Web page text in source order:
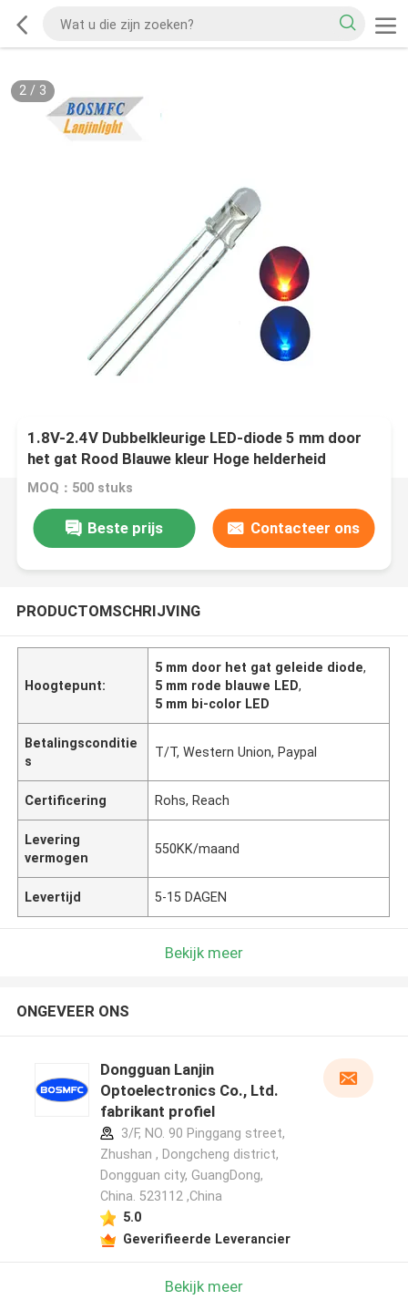
3/ 3
1.8V-2.4V Dubbelkleurige LED-diode 5 mm door
het gat Rood Blauwe kleur Hoge helderheid
MOQ：500 stuks
Beste prijs Contacteer ons
PRODUCTOMSCHRIJVING
Hoogtepunt:
5 mm door het gat geleide diode,
5 mm rode blauwe LED,
5 mm bi-color LED
Betalingsconditie
s
T/T, Western Union, Paypal
Certificering Rohs, Reach
Levering
vermogen
550KK/maand
Levertijd 5-15 DAGEN
Bekijk meer
ONGEVEER ONS
Dongguan Lanjin
Optoelectronics Co., Ltd.
fabrikant profiel
3/F, NO. 90 Pinggang street,
Zhushan , Dongcheng district,
Dongguan city, GuangDong,
China. 523112 ,China
5.0
Geverifieerde Leverancier
Bekijk meer